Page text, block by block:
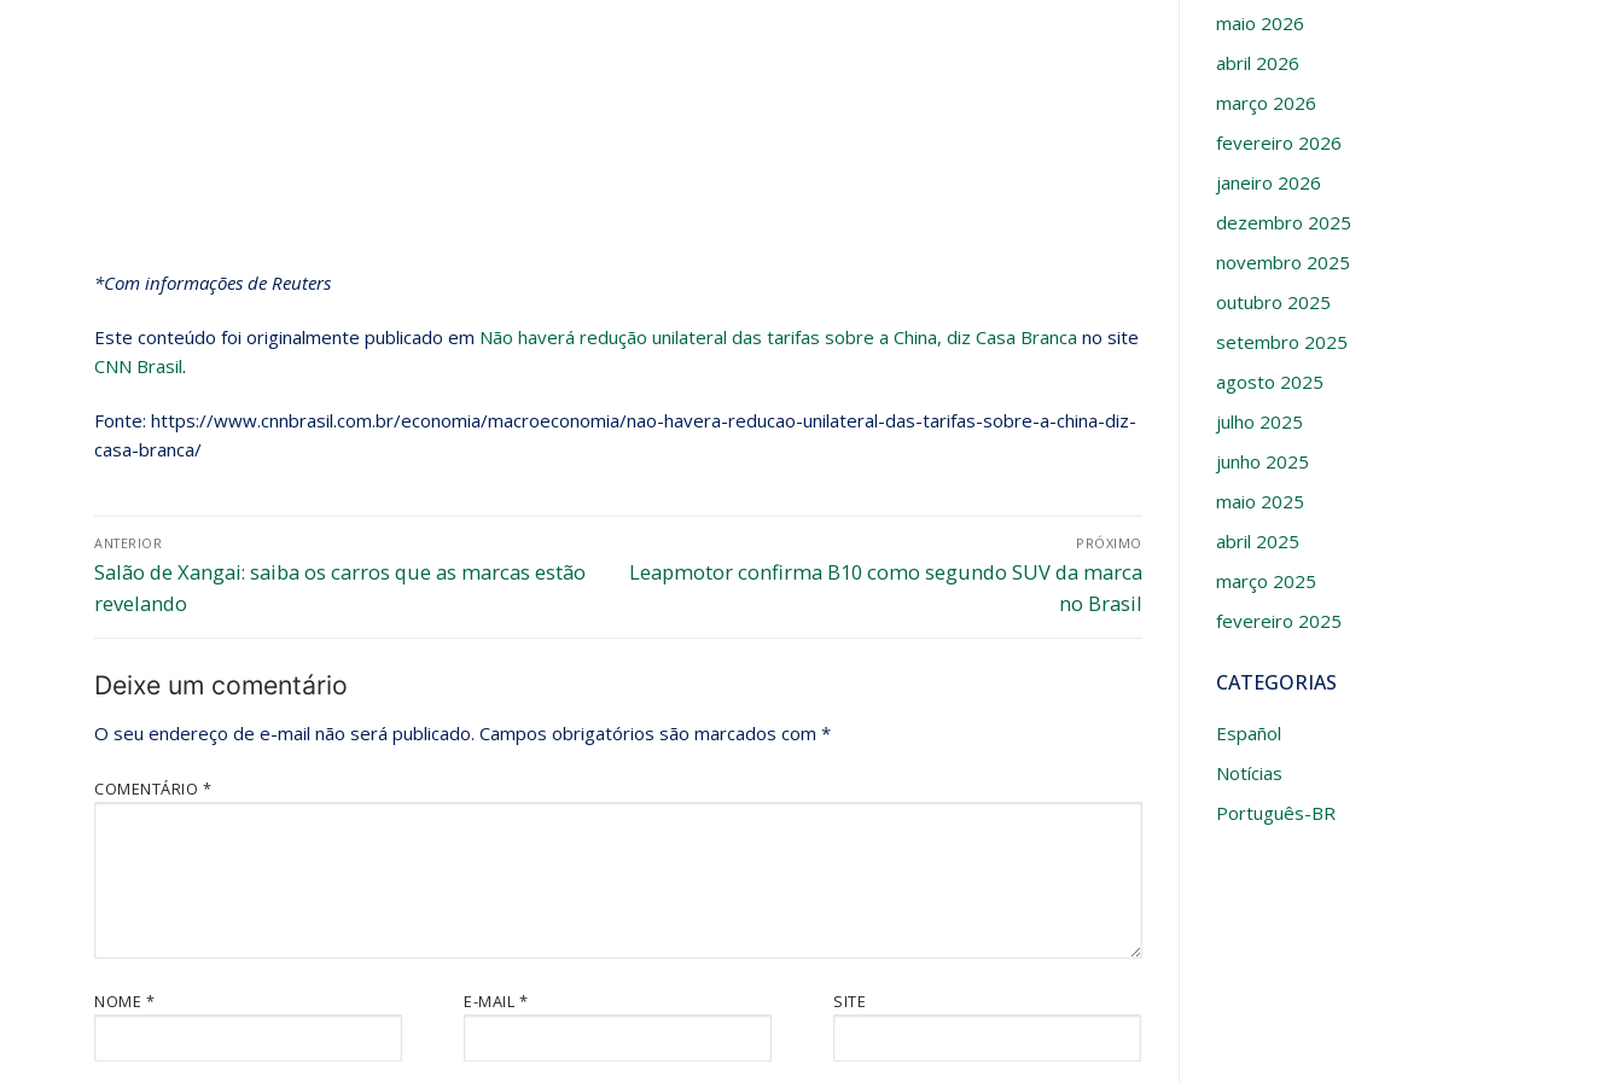
*Com informações de Reuters
Este conteúdo foi originalmente publicado em Não haverá redução unilateral das tarifas sobre a China, diz Casa Branca no site
CNN Brasil.
Fonte: https://www.cnnbrasil.com.br/economia/macroeconomia/nao-havera-reducao-unilateral-das-tarifas-sobre-a-china-diz-
casa-branca/
ANTERIOR
Salão de Xangai: saiba os carros que as marcas estão
revelando
PRÓXIMO
Leapmotor confirma B10 como segundo SUV da marca
no Brasil
Deixe um comentário
O seu endereço de e-mail não será publicado. Campos obrigatórios são marcados com *
COMENTÁRIO *
NOME * E-MAIL * SITE
maio 2026
abril 2026
março 2026
fevereiro 2026
janeiro 2026
dezembro 2025
novembro 2025
outubro 2025
setembro 2025
agosto 2025
julho 2025
junho 2025
maio 2025
abril 2025
março 2025
fevereiro 2025
CATEGORIAS
Español
Notícias
Português-BR